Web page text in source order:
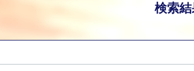
検索